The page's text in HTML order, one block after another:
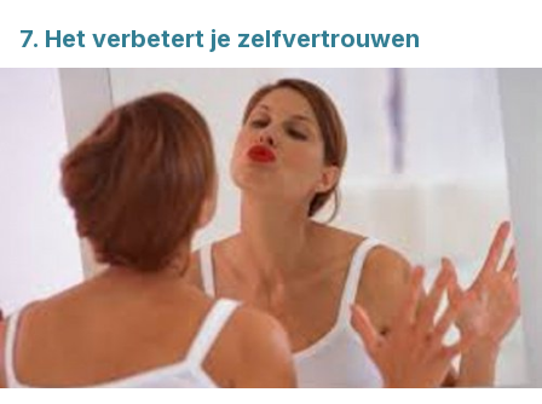
7. Het verbetert je zelfvertrouwen